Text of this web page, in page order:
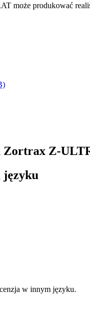
może produkować
Zortrax Z-
języku
w innym języku.